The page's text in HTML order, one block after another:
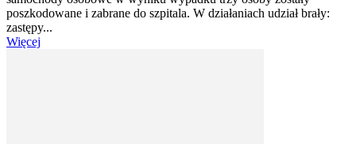
poszkodowane i zabrane do szpitala. W działaniach udział brały:
zastępy...
Więcej